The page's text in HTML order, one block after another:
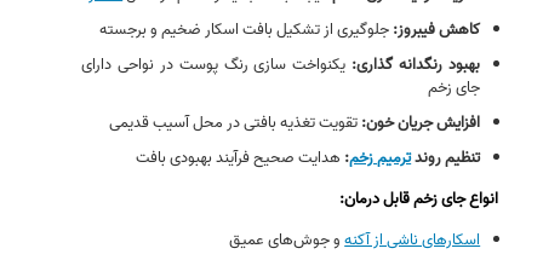
کاهش فیبروز:جلوگیری از تشکیل بافت اسکار ضخیم و برجسته
بهبود رنگدانه‌ گذاری: یکنواخت‌ سازی رنگ پوست در نواحی دارای
جای زخم
افزایش جریان خون:تقویت تغذیه بافتی در محل آسیب قدیمی
تنظیم روندترمیم زخم: هدایت صحیح فرآیند بهبودی بافت
انواع جای زخم قابل درمان:
اسکارهای ناشی از آکنهو جوش‌های عمیق